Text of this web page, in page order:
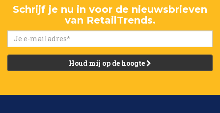
Schrijf je nu in voor de nieuwsbrieven
van RetailTrends.
Houd mij op de hoogte